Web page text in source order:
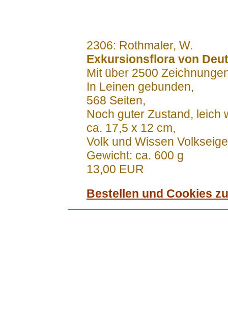
2306: Rothmaler, W.
Exkursionsflora von
Mit über 2500
In Leinen gebunden,
568 Seiten,
Noch guter Zustand, leich
ca. 17,5 x 12 cm,
Volk und Wissen
Gewicht: ca. 600 g
13,00 EUR
Bestellen und Cookies